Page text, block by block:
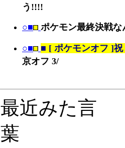
う!!!!
○■ ポケモン最終決戦
○■ ■ [ ポケモンオフ ]
京オフ 3/
最近みた言
葉